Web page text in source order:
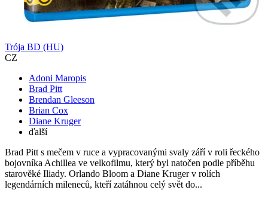
Trója BD (HU)
CZ
Adoni Maropis
Brad Pitt
Brendan Gleeson
Brian Cox
Diane Kruger
ďalší
Brad Pitt s mečem v ruce a vypracovanými svaly září v roli řeckého
bojovníka Achillea ve velkofilmu, který byl natočen podle příběhu
starověké Iliady. Orlando Bloom a Diane Kruger v rolích
legendárních mileneců, kteří zatáhnou celý svět do...